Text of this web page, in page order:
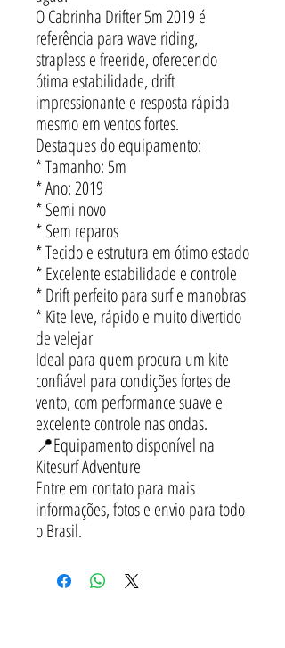
O Cabrinha Drifter 5m 2019 é
referência para wave riding,
strapless e freeride, oferecendo
ótima estabilidade, drift
impressionante e resposta rápida
mesmo em ventos fortes.
Destaques do equipamento:
* Tamanho: 5m
* Ano: 2019
* Semi novo
* Sem reparos
* Tecido e estrutura em ótimo estado
* Excelente estabilidade e controle
* Drift perfeito para surf e manobras
* Kite leve, rápido e muito divertido
de velejar
Ideal para quem procura um kite
confiável para condições fortes de
vento, com performance suave e
excelente controle nas ondas.
📍Equipamento disponível na
Kitesurf Adventure
Entre em contato para mais
informações, fotos e envio para todo
o Brasil.